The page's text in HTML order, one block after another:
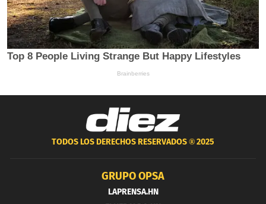
TODOS LOS DERECHOS RESERVADOS ®2025
GRUPO OPSA
LAPRENSA.HN